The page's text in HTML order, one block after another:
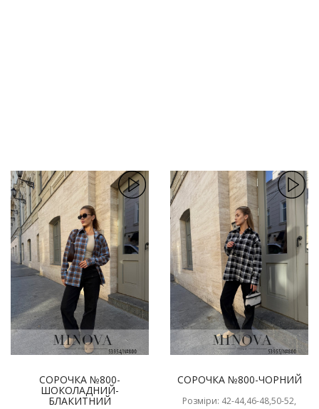
СОРОЧКА №800-
ШОКОЛАДНИЙ-
БЛАКИТНИЙ
СОРОЧКА №800-ЧОРНИЙ
Розміри: 42-44,46-48,50-52,